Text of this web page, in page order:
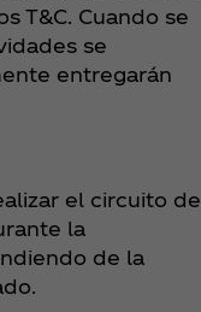
T&C. Cuando se
se
entregarán
el circuito de
la
de la